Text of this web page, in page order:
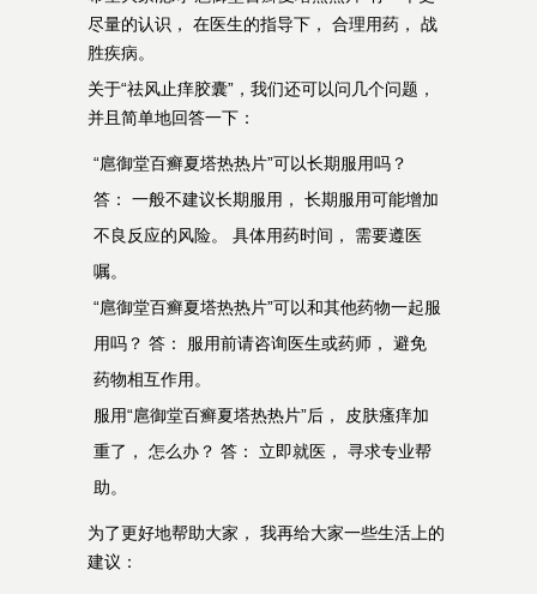
尽量的认识， 在医生的指导下， 合理用药， 战
胜疾病。
关于“祛风止痒胶囊”，我们还可以问几个问题，
并且简单地回答一下：
“扈御堂百癣夏塔热热片”可以长期服用吗？
答： 一般不建议长期服用， 长期服用可能增加
不良反应的风险。 具体用药时间， 需要遵医
嘱。
“扈御堂百癣夏塔热热片”可以和其他药物一起服
用吗？ 答： 服用前请咨询医生或药师， 避免
药物相互作用。
服用“扈御堂百癣夏塔热热片”后， 皮肤瘙痒加
重了， 怎么办？ 答： 立即就医， 寻求专业帮
助。
为了更好地帮助大家， 我再给大家一些生活上的
建议：